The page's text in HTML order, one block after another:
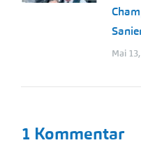
Mai
1 Kommentar